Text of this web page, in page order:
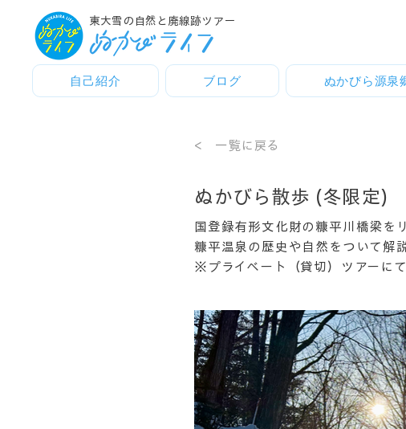
東大雪の自然と廃線跡ツアー
自己紹介 ブログ ぬかびら源泉
< 一覧に戻る
ぬかびら散歩 (冬限定)
国登録有形文化財の糠平川橋梁を
糠平温泉の歴史や自然をついて解
※プライベート（貸切）ツアーにて